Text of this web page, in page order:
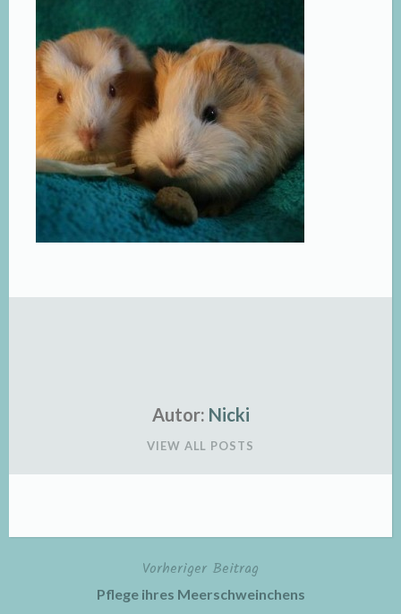
Autor: Nicki
VIEW ALL POSTS
BeitragsnavigationVorheriger Beitrag
Pflege ihres Meerschweinchens